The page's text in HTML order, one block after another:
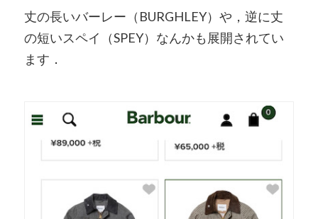
丈の長いバーレー（BURGHLEY）や，逆に丈
の短いスペイ（SPEY）なんかも展開されてい
ます．